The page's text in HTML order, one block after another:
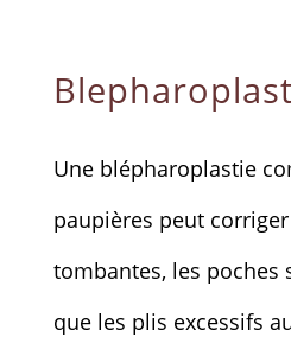
Une blépharoplastie
paupières peut
tombantes, les poches
que les plis excessifs